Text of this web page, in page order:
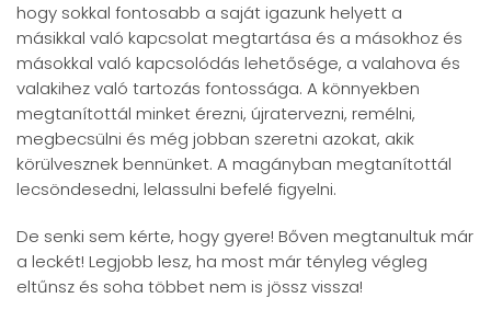
hogy sokkal fontosabb a saját igazunk helyett a
másikkal való kapcsolat megtartása és a másokhoz és
másokkal való kapcsolódás lehetősége, a valahova és
valakihez való tartozás fontossága. A könnyekben
megtanítottál minket érezni, újratervezni, remélni,
megbecsülni és még jobban szeretni azokat, akik
körülvesznek bennünket. A magányban megtanítottál
lecsöndesedni, lelassulni befelé figyelni.
De senki sem kérte, hogy gyere! Bőven megtanultuk már
a leckét! Legjobb lesz, ha most már tényleg végleg
eltűnsz és soha többet nem is jössz vissza!